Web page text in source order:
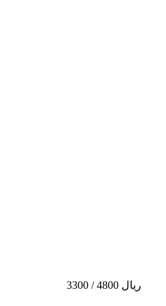
3300 / 4800 ريال